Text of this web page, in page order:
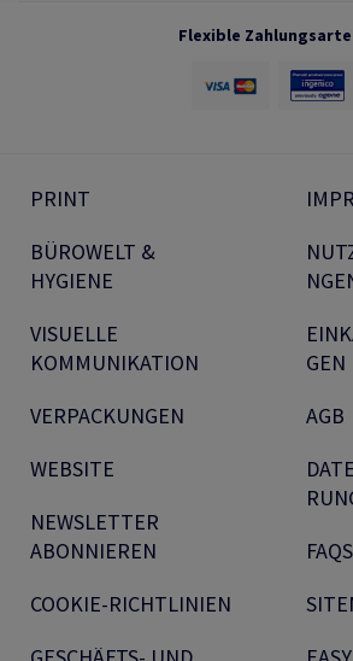
Flexible
PRINT
BÜROWELT &
HYGIENE
VISUELLE
KOMMUNIKATION
VERPACKUNGEN
WEBSITE
NEWSLETTER
ABONNIEREN
COOKIE-RICHTLINIEN
GEN
AGB
FAQS